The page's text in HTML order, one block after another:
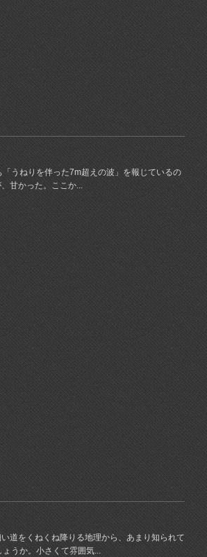
うねりを伴った7m超えの波」を報じているの
甘かった。ここか...
道をくねくね降りる地理から、あまり知られて
うか。小さくて雰囲気...